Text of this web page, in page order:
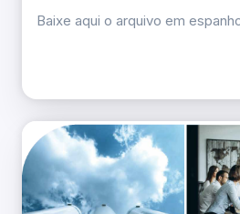
Baixe aqui o arquivo em